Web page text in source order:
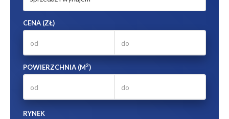
CENA (ZŁ)
POWIERZCHNIA (M2)
RYNEK